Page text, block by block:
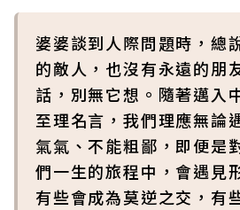
婆婆談到人際問題時，總
的敵人，也沒有永遠的朋
話，別無它想。隨著邁入
至理名言，我們理應無論
氣氣、不能粗鄙，即便是
們一生的旅程中，會遇見
有些會成為莫逆之交，有